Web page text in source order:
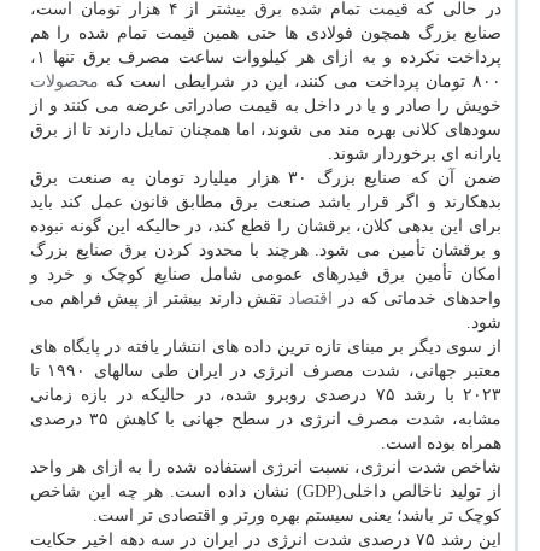
در حالی که قیمت تمام شده برق بیشتر از ۴ هزار تومان است،
صنایع بزرگ همچون فولادی ها حتی همین قیمت تمام شده را هم
پرداخت نکرده و به ازای هر کیلووات ساعت مصرف برق تنها ۱،
۸۰۰ تومان پرداخت می کنند، این در شرایطی است که
محصولات
خویش را صادر و یا در داخل به قیمت صادراتی عرضه می کنند و از
سودهای کلانی بهره مند می شوند، اما همچنان تمایل دارند تا از برق
یارانه ای برخوردار شوند.
ضمن آن که صنایع بزرگ ۳۰ هزار میلیارد تومان به صنعت برق
بدهکارند و اگر قرار باشد صنعت برق مطابق قانون عمل کند باید
برای این بدهی کلان، برقشان را قطع کند، در حالیکه این گونه نبوده
و برقشان تأمین می شود. هرچند با محدود کردن برق صنایع بزرگ
امکان تأمین برق فیدرهای عمومی شامل صنایع کوچک و خرد و
واحدهای خدماتی که در
اقتصاد نقش دارند بیشتر از پیش فراهم می
شود.
از سوی دیگر بر مبنای تازه ترین داده های انتشار یافته در پایگاه های
معتبر جهانی، شدت مصرف انرژی در ایران طی سالهای ۱۹۹۰ تا
۲۰۲۳ با رشد ۷۵ درصدی روبرو شده، در حالیکه در بازه زمانی
مشابه، شدت مصرف انرژی در سطح جهانی با کاهش ۳۵ درصدی
همراه بوده است.
شاخص شدت انرژی، نسبت انرژی استفاده شده را به ازای هر واحد
از تولید ناخالص داخلی(GDP) نشان داده است. هر چه این شاخص
کوچک تر باشد؛ یعنی سیستم بهره ورتر و اقتصادی تر است.
این رشد ۷۵ درصدی شدت انرژی در ایران در سه دهه اخیر حکایت